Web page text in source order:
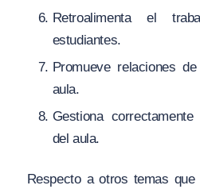
Retroalimenta el
estudiantes.
Promueve relaciones
aula.
Gestiona
del aula.
Respecto a otros temas